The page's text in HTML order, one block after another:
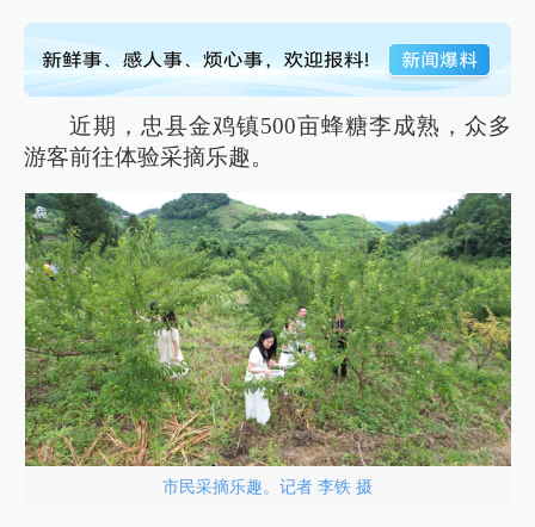
近期，忠县金鸡镇500亩蜂糖李成熟，众多
游客前往体验采摘乐趣。
市民采摘乐趣。记者 李铁 摄